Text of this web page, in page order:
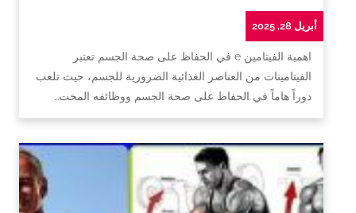
أبريل 28, 2025
اهمية الفيتامين e في الحفاظ على صحة الجسم تعتبر
الفيتامينات من العناصر الغذائية الضرورية للجسم، حيث تلعب
دوراً هاماً في الحفاظ على صحة الجسم ووظائفه المخت…